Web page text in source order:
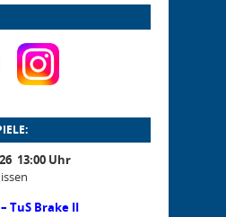
13:00 Uhr
I – TuS Brake II